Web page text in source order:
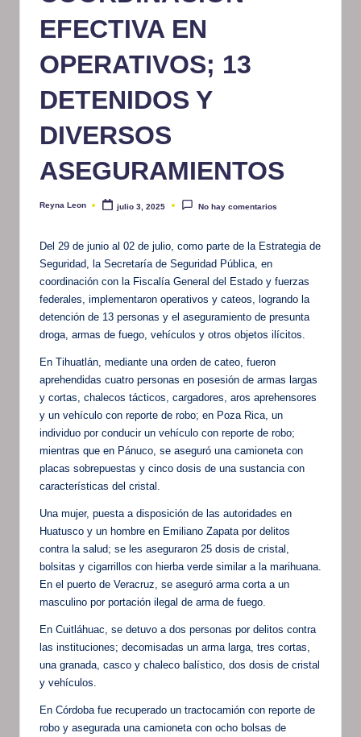
m
iv
o
EFECTIVA EN
OPERATIVOS; 13
DETENIDOS Y
DIVERSOS
ASEGURAMIENTOS
Publicado
Reyna Leon julio 3, 2025 No hay comentarios
Del 29 de junio al 02 de julio, como parte de la Estrategia de
Seguridad, la Secretaría de Seguridad Pública, en
coordinación con la Fiscalía General del Estado y fuerzas
federales, implementaron operativos y cateos, logrando la
detención de 13 personas y el aseguramiento de presunta
droga, armas de fuego, vehículos y otros objetos ilícitos.
En Tihuatlán, mediante una orden de cateo, fueron
aprehendidas cuatro personas en posesión de armas largas
y cortas, chalecos tácticos, cargadores, aros aprehensores
y un vehículo con reporte de robo; en Poza Rica, un
individuo por conducir un vehículo con reporte de robo;
mientras que en Pánuco, se aseguró una camioneta con
placas sobrepuestas y cinco dosis de una sustancia con
características del cristal.
Una mujer, puesta a disposición de las autoridades en
Huatusco y un hombre en Emiliano Zapata por delitos
contra la salud; se les aseguraron 25 dosis de cristal,
bolsitas y cigarrillos con hierba verde similar a la marihuana.
En el puerto de Veracruz, se aseguró arma corta a un
masculino por portación ilegal de arma de fuego.
En Cuitláhuac, se detuvo a dos personas por delitos contra
las instituciones; decomisadas un arma larga, tres cortas,
una granada, casco y chaleco balístico, dos dosis de cristal
y vehículos.
En Córdoba fue recuperado un tractocamión con reporte de
robo y asegurada una camioneta con ocho bolsas de